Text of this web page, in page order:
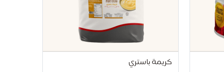
كريمة باستري